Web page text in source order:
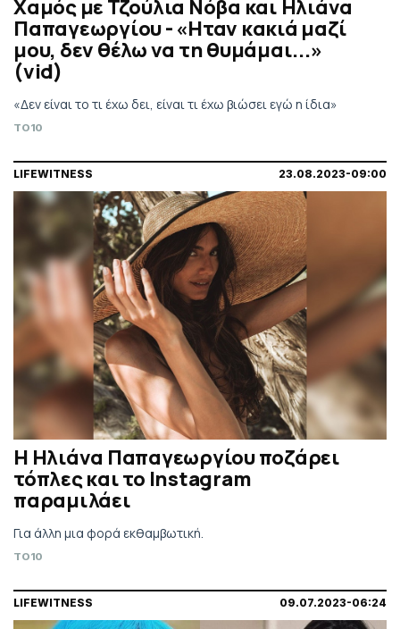
Χαμός με Τζούλια Νόβα και Ηλιάνα
Παπαγεωργίου - «Ηταν κακιά μαζί
μου, δεν θέλω να τη θυμάμαι...»
(vid)
«Δεν είναι το τι έχω δει, είναι τι έχω βιώσει εγώ η ίδια»
TO10
LIFEWITNESS 23.08.2023-09:00
Η Ηλιάνα Παπαγεωργίου ποζάρει
τόπλες και το Instagram
παραμιλάει
Για άλλη μια φορά εκθαμβωτική.
TO10
LIFEWITNESS 09.07.2023-06:24